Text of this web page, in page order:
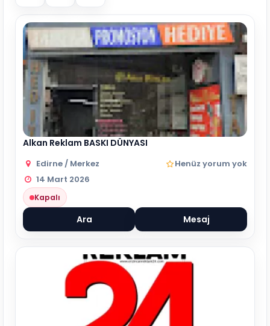
Alkan Reklam BASKI DÜNYASI
Edirne / Merkez
Henüz yorum yok
14 Mart 2026
Kapalı
Ara Mesaj